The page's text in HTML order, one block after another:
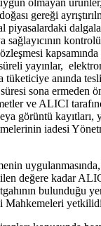
gereği
piyasalardaki
sağlayıcının
kapsamında
yayınlar,
tüketiciye anında
sona ermeden
ve ALICI
görüntü kayıtları,
iadesi
değere kadar
bulunduğu
Mahkemeleri